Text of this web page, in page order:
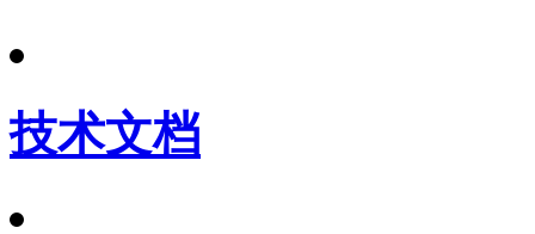
技术文档